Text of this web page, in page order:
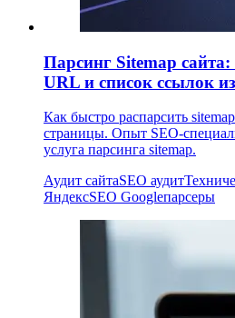
Парсинг Sitemap
URL и список ссылок
Как быстро распарсить
страницы. Опыт SEO-
услуга парсинга sitemap.
Аудит сайтаSEO аудит
ЯндексSEO Googleпарсеры